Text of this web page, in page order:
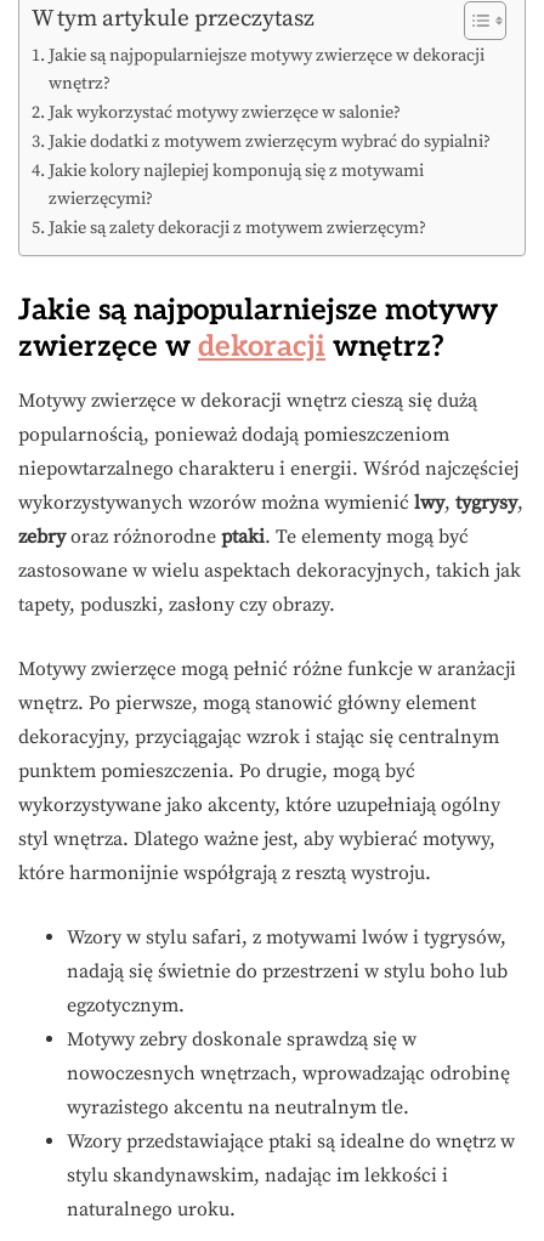
W tym artykule przeczytasz
Jakie są najpopularniejsze motywy zwierzęce w dekoracji
wnętrz?
Jak wykorzystać motywy zwierzęce w salonie?
Jakie dodatki z motywem zwierzęcym wybrać do sypialni?
Jakie kolory najlepiej komponują się z motywami
zwierzęcymi?
Jakie są zalety dekoracji z motywem zwierzęcym?
Jakie są najpopularniejsze motywy
zwierzęce w dekoracji wnętrz?
Motywy zwierzęce w dekoracji wnętrz cieszą się dużą
popularnością, ponieważ dodają pomieszczeniom
niepowtarzalnego charakteru i energii. Wśród najczęściej
wykorzystywanych wzorów można wymienić lwy, tygrysy,
zebryoraz różnorodne ptaki. Te elementy mogą być
zastosowane w wielu aspektach dekoracyjnych, takich jak
tapety, poduszki, zasłony czy obrazy.
Motywy zwierzęce mogą pełnić różne funkcje w aranżacji
wnętrz. Po pierwsze, mogą stanowić główny element
dekoracyjny, przyciągając wzrok i stając się centralnym
punktem pomieszczenia. Po drugie, mogą być
wykorzystywane jako akcenty, które uzupełniają ogólny
styl wnętrza. Dlatego ważne jest, aby wybierać motywy,
które harmonijnie współgrają z resztą wystroju.
Wzory w stylu safari, z motywami lwów i tygrysów,
nadają się świetnie do przestrzeni w stylu boho lub
egzotycznym.
Motywy zebry doskonale sprawdzą się w
nowoczesnych wnętrzach, wprowadzając odrobinę
wyrazistego akcentu na neutralnym tle.
Wzory przedstawiające ptaki są idealne do wnętrz w
stylu skandynawskim, nadając im lekkości i
naturalnego uroku.